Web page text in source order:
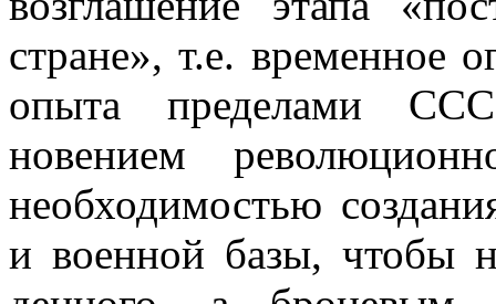
стране», т.е. временное
опыта пределами
новением
необходимостью
и военной базы, чтобы